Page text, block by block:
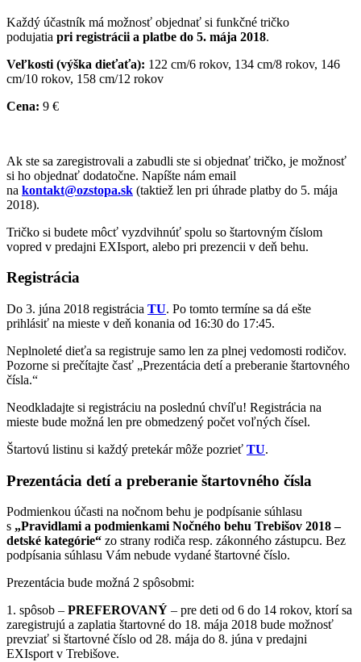
Každý účastník má možnosť objednať si funkčné tričko
podujatia pri registrácii a platbe do 5. mája 2018.
Veľkosti (výška dieťaťa): 122 cm/6 rokov, 134 cm/8 rokov, 146
cm/10 rokov, 158 cm/12 rokov
Cena: 9 €
Ak ste sa zaregistrovali a zabudli ste si objednať tričko, je možnosť
si ho objednať dodatočne. Napíšte nám email
na kontakt@ozstopa.sk (taktiež len pri úhrade platby do 5. mája
2018).
Tričko si budete môcť vyzdvihnúť spolu so štartovným číslom
vopred v predajni EXIsport, alebo pri prezencii v deň behu.
Registrácia
Do 3. júna 2018 registrácia TU. Po tomto termíne sa dá ešte
prihlásiť na mieste v deň konania od 16:30 do 17:45.
Neplnoleté dieťa sa registruje samo len za plnej vedomosti rodičov.
Pozorne si prečítajte časť „Prezentácia detí a preberanie štartovného
čísla.“
Neodkladajte si registráciu na poslednú chvíľu! Registrácia na
mieste bude možná len pre obmedzený počet voľných čísel.
Štartovú listinu si každý pretekár môže pozrieť TU.
Prezentácia detí a preberanie štartovného čísla
Podmienkou účasti na nočnom behu je podpísanie súhlasu
s „Pravidlami a podmienkami Nočného behu Trebišov 2018 –
detské kategórie“ zo strany rodiča resp. zákonného zástupcu. Bez
podpísania súhlasu Vám nebude vydané štartovné číslo.
Prezentácia bude možná 2 spôsobmi:
1. spôsob – PREFEROVANÝ – pre deti od 6 do 14 rokov, ktorí sa
zaregistrujú a zaplatia štartovné do 18. mája 2018 bude možnosť
prevziať si štartovné číslo od 28. mája do 8. júna v predajni
EXIsport v Trebišove.